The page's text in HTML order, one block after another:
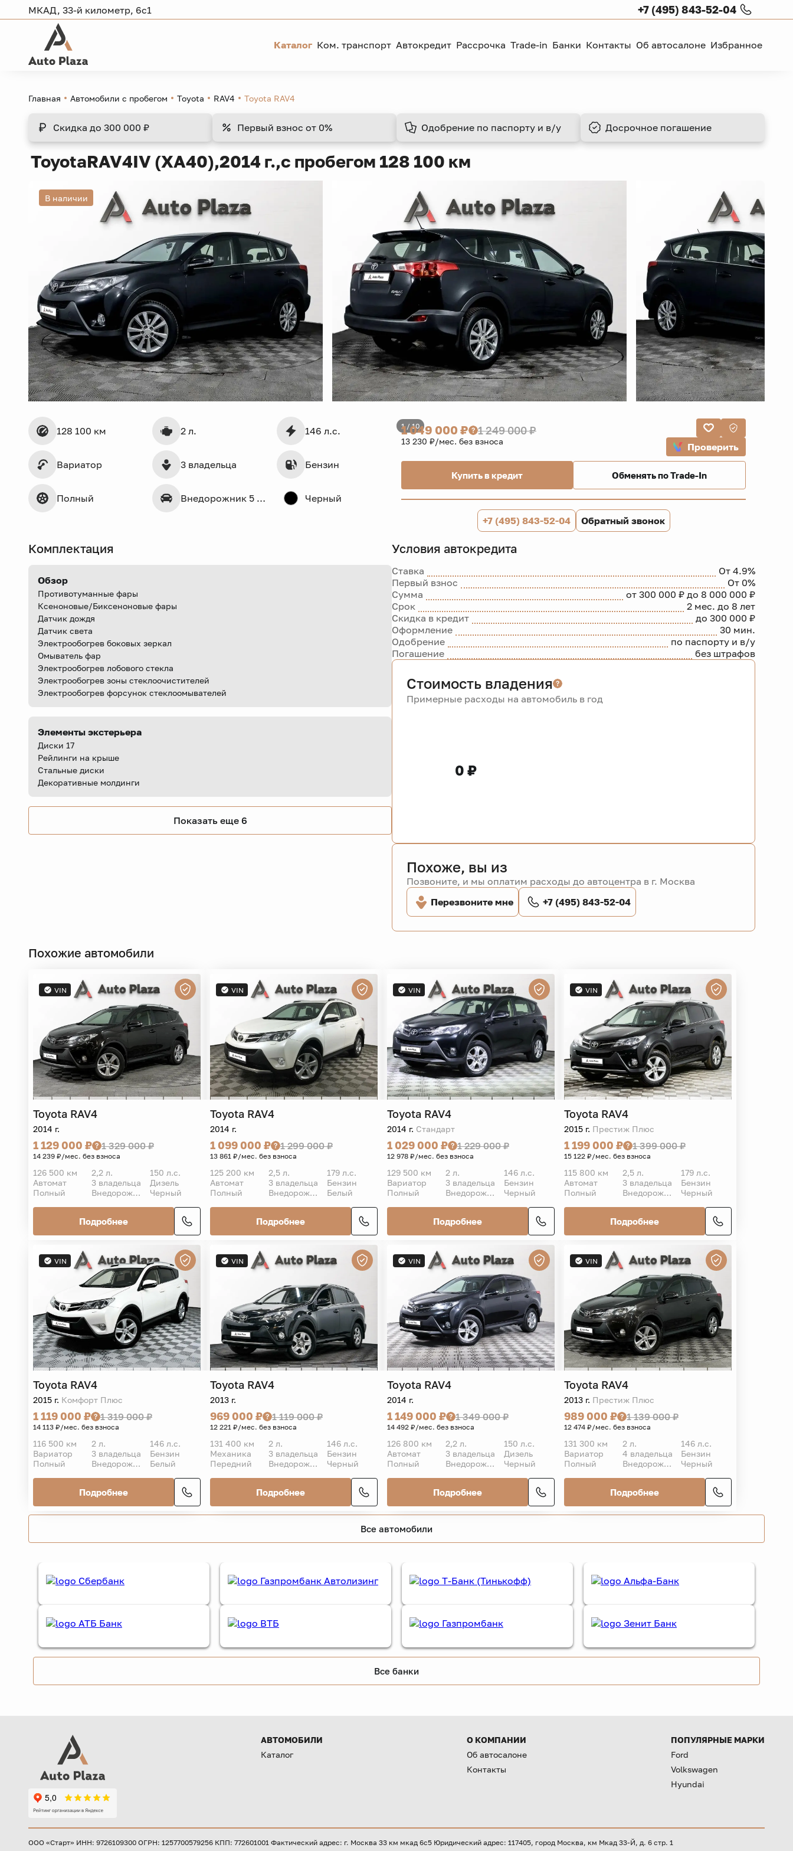
МКАД, 33-й километр, 6с1 +7 (495) 843-52-04
Каталог Ком. транспорт Автокредит Рассрочка Trade-in Банки Контакты Об автосалоне Избранное
Главная Автомобили с пробегом Toyota RAV4 Toyota RAV4
Скидка до 300 000 ₽ Первый взнос от 0% Одобрение по паспорту и в/у Досрочное погашение
ToyotaRAV4IV (XA40),2014 г.,с пробегом 128 100 км
В наличии
1 / 10
128 100 км 2 л. 146 л.с.
Вариатор 3 владельца Бензин
Полный Внедорожник 5 дв. Черный
1 049 000 ₽ 1 249 000 ₽
13 230 ₽/мес. без взноса Проверить
Купить в кредит Обменять по Trade-In
+7 (495) 843-52-04 Обратный звонок
Комплектация
Обзор
Противотуманные фары
Ксеноновые/Биксеноновые фары
Датчик дождя
Датчик света
Электрообогрев боковых зеркал
Омыватель фар
Электрообогрев лобового стекла
Электрообогрев зоны стеклоочистителей
Электрообогрев форсунок стеклоомывателей
Элементы экстерьера
Диски 17
Рейлинги на крыше
Стальные диски
Декоративные молдинги
Показать еще 6
Условия автокредита
Ставка
От 4.9%
Первый взнос
От 0%
Сумма
от 300 000 ₽ до 8 000 000 ₽
Срок
2 мес. до 8 лет
Скидка в кредит
до 300 000 ₽
Оформление
30 мин.
Одобрение
по паспорту и в/у
Погашение
без штрафов
Стоимость владения
Примерные расходы на автомобиль в год
0 ₽
Похоже, вы из
Позвоните, и мы оплатим расходы до автоцентра в г. Москва
Перезвоните мне
+7 (495) 843-52-04
Похожие автомобили
VIN
Toyota RAV4
2014 г.
1 129 000 ₽ 1 329 000 ₽
14 239 ₽/мес. без взноса
126 500 км 2,2 л.
150 л.с.
Автомат
3 владельца
Дизель
Полный
Внедорожник 5 дв. Черный
Подробнее
VIN
Toyota RAV4
2014 г.
1 099 000 ₽ 1 299 000 ₽
13 861 ₽/мес. без взноса
125 200 км 2,5 л.
179 л.с.
Автомат
3 владельца
Бензин
Полный
Внедорожник 5 дв. Белый
Подробнее
VIN
Toyota RAV4
2014 г. Стандарт
1 029 000 ₽ 1 229 000 ₽
12 978 ₽/мес. без взноса
129 500 км 2 л.
146 л.с.
Вариатор
3 владельца
Бензин
Полный
Внедорожник 5 дв. Черный
Подробнее
VIN
Toyota RAV4
2015 г. Престиж Плюс
1 199 000 ₽ 1 399 000 ₽
15 122 ₽/мес. без взноса
115 800 км 2,5 л.
179 л.с.
Автомат
3 владельца
Бензин
Полный
Внедорожник 5 дв. Черный
Подробнее
VIN
Toyota RAV4
2015 г. Комфорт Плюс
1 119 000 ₽ 1 319 000 ₽
14 113 ₽/мес. без взноса
116 500 км 2 л.
146 л.с.
Вариатор
3 владельца
Бензин
Полный
Внедорожник 5 дв. Белый
Подробнее
VIN
Toyota RAV4
2013 г.
969 000 ₽ 1 119 000 ₽
12 221 ₽/мес. без взноса
131 400 км 2 л.
146 л.с.
Механика
3 владельца
Бензин
Передний
Внедорожник 5 дв. Черный
Подробнее
VIN
Toyota RAV4
2014 г.
1 149 000 ₽ 1 349 000 ₽
14 492 ₽/мес. без взноса
126 800 км 2,2 л.
150 л.с.
Автомат
3 владельца
Дизель
Полный
Внедорожник 5 дв. Черный
Подробнее
VIN
Toyota RAV4
2013 г. Престиж Плюс
989 000 ₽ 1 139 000 ₽
12 474 ₽/мес. без взноса
131 300 км 2 л.
146 л.с.
Вариатор
4 владельца
Бензин
Полный
Внедорожник 5 дв. Черный
Подробнее
Все автомобили
Все банки
АВТОМОБИЛИ
Каталог
О КОМПАНИИ
Об автосалоне
Контакты
ПОПУЛЯРНЫЕ МАРКИ
Ford
Volkswagen
Hyundai
ООО «Старт» ИНН: 9726109300 ОГРН: 1257700579256 КПП: 772601001 Фактический адрес: г. Москва 33 км мкад 6с5 Юридический адрес: 117405, город Москва, км Мкад 33-Й, д. 6 стр. 1